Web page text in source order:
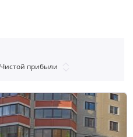
Чистой прибыли